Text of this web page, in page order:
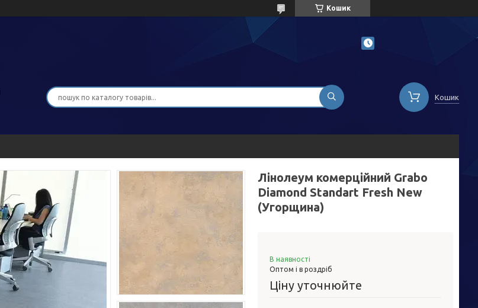
Кошик
Кошик
Лінолеум комерційний Grabo
Diamond Standart Fresh New
(Угорщина)
В наявності
Оптом і в роздріб
Ціну уточнюйте